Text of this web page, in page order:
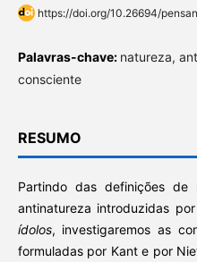
https://doi.org/10.26694/
Palavras-chave: natureza,
consciente
RESUMO
Partindo das definições de
antinatureza introduzidas
ídolos, investigaremos as
formuladas por Kant e por